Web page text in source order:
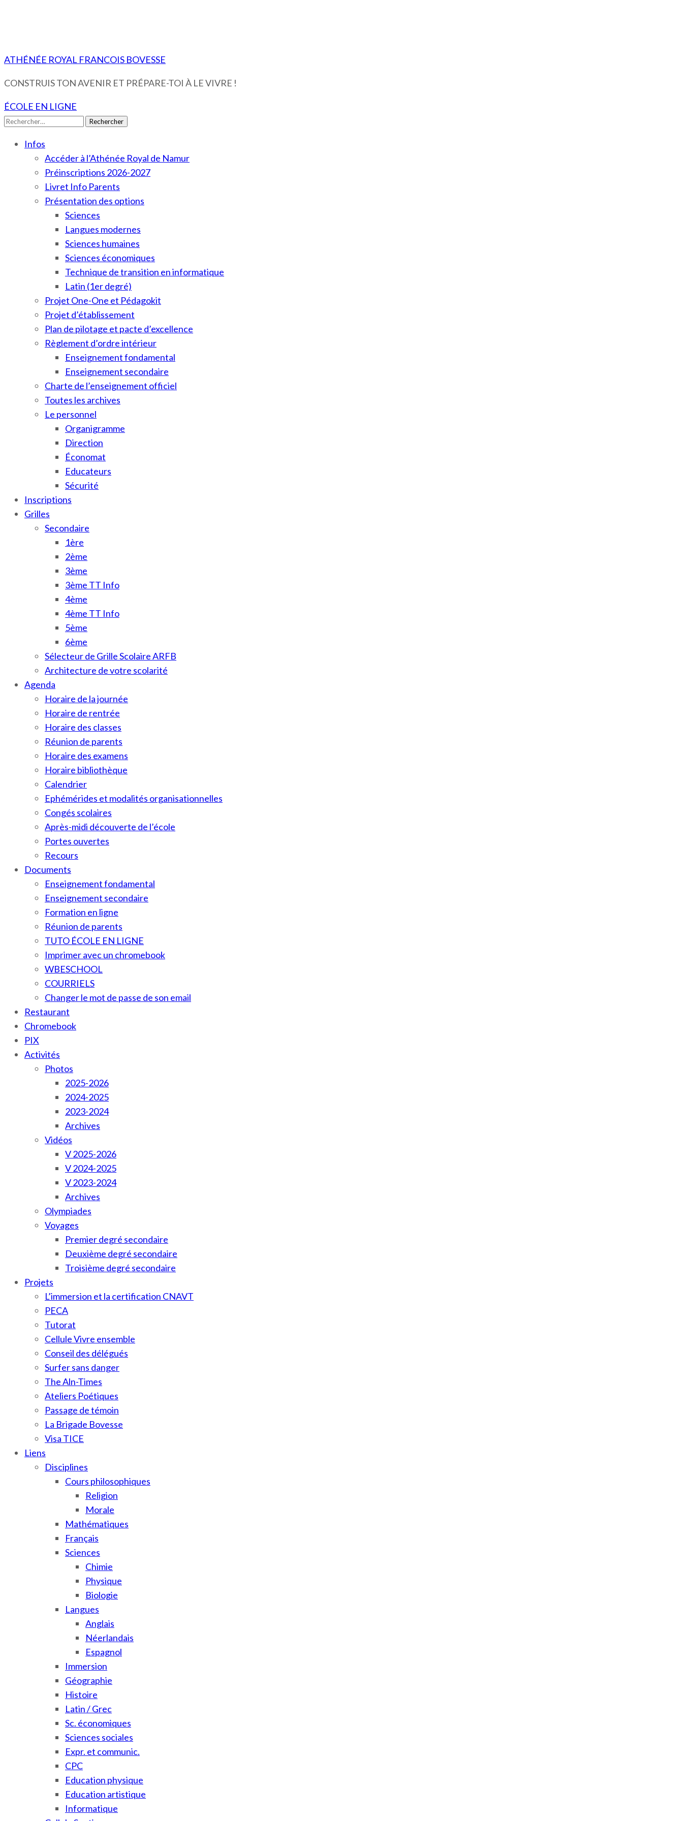
ATHÉNÉE ROYAL FRANCOIS BOVESSE
CONSTRUIS TON AVENIR ET PRÉPARE-TOI À LE VIVRE !
ÉCOLE EN LIGNE
Rechercher :
Infos
Accéder à l’Athénée Royal de Namur
Préinscriptions 2026-2027
Livret Info Parents
Présentation des options
Sciences
Langues modernes
Sciences humaines
Sciences économiques
Technique de transition en informatique
Latin (1er degré)
Projet One-One et Pédagokit
Projet d’établissement
Plan de pilotage et pacte d’excellence
Règlement d’ordre intérieur
Enseignement fondamental
Enseignement secondaire
Charte de l’enseignement officiel
Toutes les archives
Le personnel
Organigramme
Direction
Économat
Educateurs
Sécurité
Inscriptions
Grilles
Secondaire
1ère
2ème
3ème
3ème TT Info
4ème
4ème TT Info
5ème
6ème
Sélecteur de Grille Scolaire ARFB
Architecture de votre scolarité
Agenda
Horaire de la journée
Horaire de rentrée
Horaire des classes
Réunion de parents
Horaire des examens
Horaire bibliothèque
Calendrier
Ephémérides et modalités organisationnelles
Congés scolaires
Après-midi découverte de l’école
Portes ouvertes
Recours
Documents
Enseignement fondamental
Enseignement secondaire
Formation en ligne
Réunion de parents
TUTO ÉCOLE EN LIGNE
Imprimer avec un chromebook
WBESCHOOL
COURRIELS
Changer le mot de passe de son email
Restaurant
Chromebook
PIX
Activités
Photos
2025-2026
2024-2025
2023-2024
Archives
Vidéos
V 2025-2026
V 2024-2025
V 2023-2024
Archives
Olympiades
Voyages
Premier degré secondaire
Deuxième degré secondaire
Troisième degré secondaire
Projets
L’immersion et la certification CNAVT
PECA
Tutorat
Cellule Vivre ensemble
Conseil des délégués
Surfer sans danger
The Aln-Times
Ateliers Poétiques
Passage de témoin
La Brigade Bovesse
Visa TICE
Liens
Disciplines
Cours philosophiques
Religion
Morale
Mathématiques
Français
Sciences
Chimie
Physique
Biologie
Langues
Anglais
Néerlandais
Espagnol
Immersion
Géographie
Histoire
Latin / Grec
Sc. économiques
Sciences sociales
Expr. et communic.
CPC
Education physique
Education artistique
Informatique